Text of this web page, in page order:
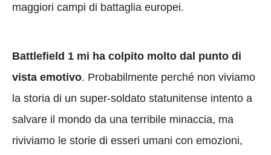
maggiori campi di battaglia europei.
Battlefield 1 mi ha colpito molto dal punto di
vista emotivo. Probabilmente perché non viviamo
la storia di un super-soldato statunitense intento a
salvare il mondo da una terribile minaccia, ma
riviviamo le storie di esseri umani con emozioni,